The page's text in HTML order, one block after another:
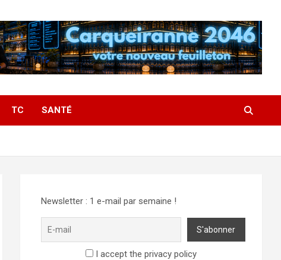
TC SANTÉ
Newsletter : 1 e-mail par semaine !
I accept the privacy policy